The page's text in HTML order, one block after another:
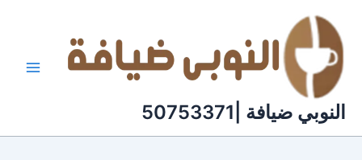
المحتوى
النوبي ضيافة |50753371